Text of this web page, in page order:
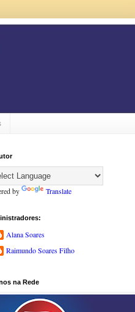
by Translate
Alana Soares
Raimundo Soares Filho
na Rede